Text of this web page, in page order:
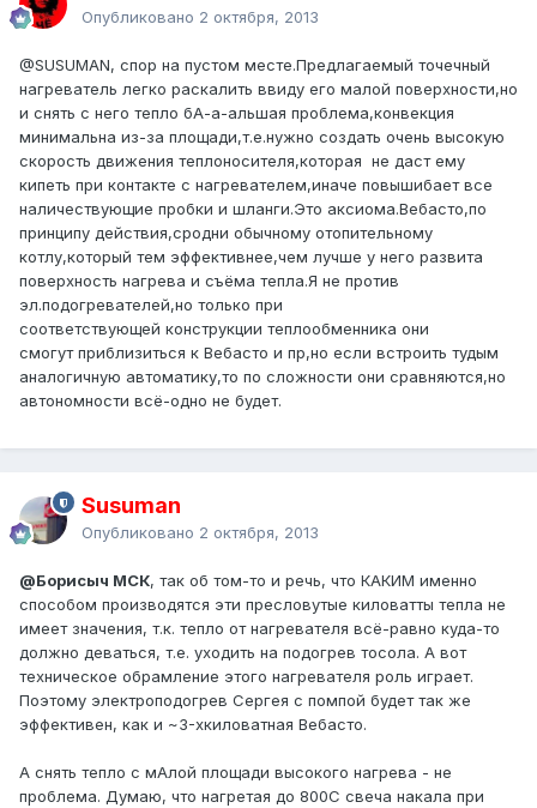
Опубликовано 2 октября, 2013
@SUSUMAN, спор на пустом месте.Предлагаемый точечный
нагреватель легко раскалить ввиду его малой поверхности,но
и снять с него тепло бА-а-альшая проблема,конвекция
минимальна из-за площади,т.е.нужно создать очень высокую
скорость движения теплоносителя,которая не даст ему
кипеть при контакте с нагревателем,иначе повышибает все
наличествующие пробки и шланги.Это аксиома.Вебасто,по
принципу действия,сродни обычному отопительному
котлу,который тем эффективнее,чем лучше у него развита
поверхность нагрева и съёма тепла.Я не против
эл.подогревателей,но только при
соответствующей конструкции теплообменника они
смогут приблизиться к Вебасто и пр,но если встроить тудым
аналогичную автоматику,то по сложности они сравняются,но
автономности всё-одно не будет.
Susuman
Опубликовано 2 октября, 2013
@Борисыч МСК, так об том-то и речь, что КАКИМ именно
способом производятся эти пресловутые киловатты тепла не
имеет значения, т.к. тепло от нагревателя всё-равно куда-то
должно деваться, т.е. уходить на подогрев тосола. А вот
техническое обрамление этого нагревателя роль играет.
Поэтому электроподогрев Сергея с помпой будет так же
эффективен, как и ~3-хкиловатная Вебасто.
А снять тепло с мАлой площади высокого нагрева - не
проблема. Думаю, что нагретая до 800С свеча накала при